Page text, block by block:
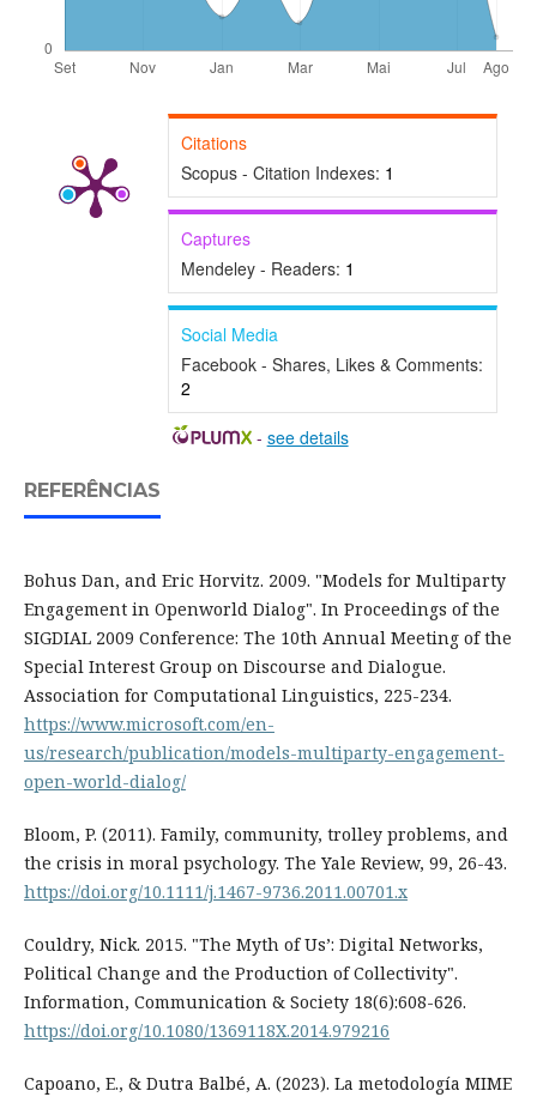
Citations
Scopus - Citation Indexes: 1
Captures
Mendeley - Readers: 1
Social Media
Facebook - Shares, Likes & Comments:
2
- see details
REFERÊNCIAS
Bohus Dan, and Eric Horvitz. 2009. "Models for Multiparty
Engagement in Openworld Dialog". In Proceedings of the
SIGDIAL 2009 Conference: The 10th Annual Meeting of the
Special Interest Group on Discourse and Dialogue.
Association for Computational Linguistics, 225-234.
https://www.microsoft.com/en-
us/research/publication/models-multiparty-engagement-
open-world-dialog/
Bloom, P. (2011). Family, community, trolley problems, and
the crisis in moral psychology. The Yale Review, 99, 26-43.
https://doi.org/10.1111/j.1467-9736.2011.00701.x
Couldry, Nick. 2015. "The Myth of Us’: Digital Networks,
Political Change and the Production of Collectivity".
Information, Communication & Society 18(6):608-626.
https://doi.org/10.1080/1369118X.2014.979216
Capoano, E., & Dutra Balbé, A. (2023). La metodología MIME